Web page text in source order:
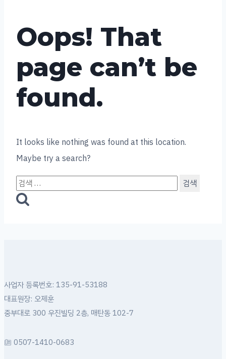
Oops! That
page can’t be
found.
It looks like nothing was found at this location.
Maybe try a search?
검
색:
사업자 등록번호: 135-91-53188
대표원장: 오제훈
중부대로 300 우진빌딩 2층, 매탄동 102-7
☏ 0507-1410-0683